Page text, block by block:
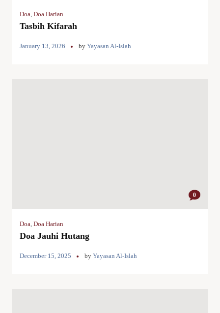
Doa Doa Harian
Tasbih Kifarah
January 13, 2026 by Yayasan Al-Islah
0
Doa Doa Harian
Doa Jauhi Hutang
December 15, 2025 by Yayasan Al-Islah